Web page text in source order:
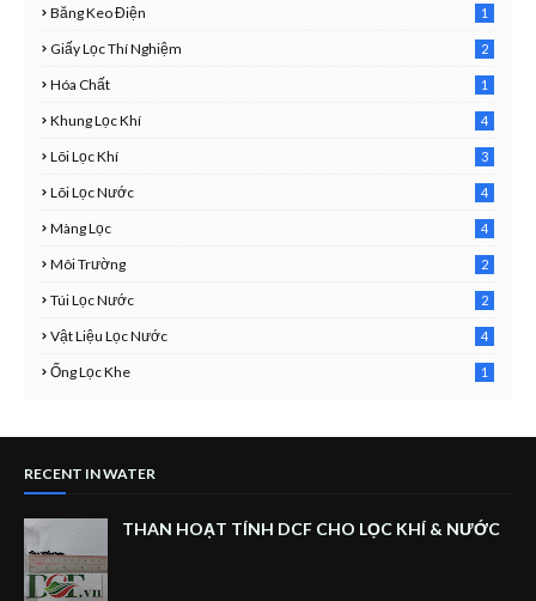
Băng Keo Điện
1
Giấy Lọc Thí Nghiệm
2
Hóa Chất
1
Khung Lọc Khí
4
Lõi Lọc Khí
3
Lõi Lọc Nước
4
Màng Lọc
4
Môi Trường
2
Túi Lọc Nước
2
Vật Liệu Lọc Nước
4
Ống Lọc Khe
1
RECENT IN WATER
THAN HOẠT TÍNH DCF CHO LỌC KHÍ & NƯỚC